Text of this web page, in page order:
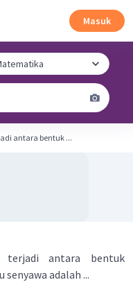
Masuk
antara bentuk ...
terjadi antara bentuk
adalah ...